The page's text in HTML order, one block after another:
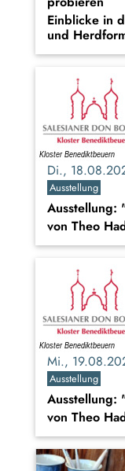
Einblicke in
und
Di.,
Ausstellung
Ausstellung:
von Theo
Mi.,
Ausstellung
Ausstellung:
von Theo